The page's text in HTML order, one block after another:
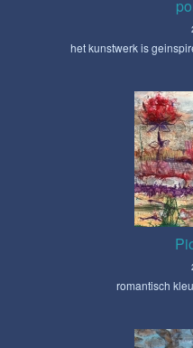
het kunstwerk is
romantisch